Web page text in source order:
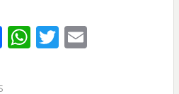
F
e
W T E